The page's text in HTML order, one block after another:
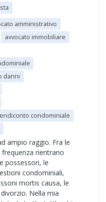
amministrativo
avvocato immobiliare
danni
condominiale
ampio raggio. Fra le
rientrano
possessori, le
condominiali,
mortis causa, le
Nella mia